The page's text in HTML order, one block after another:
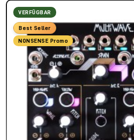
VERFÜGBAR
Best Seller
NONSENSE Promo